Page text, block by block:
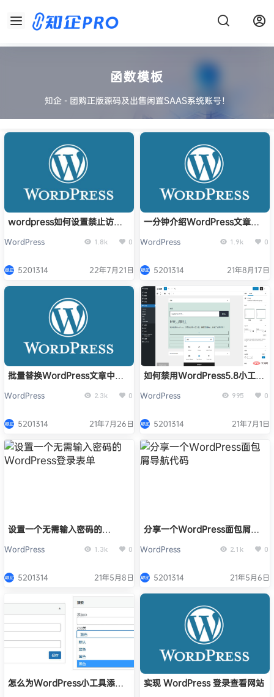
函数模板
知企 - 团购正版源码及出售闲置SAAS系统账号！
wordpress如何设置禁止访问
WordPress 1.8k 0
5201314 22年7月21日
一分钟介绍WordPress文章怎
WordPress 1.9k 0
5201314 21年8月17日
批量替换WordPress文章中的
WordPress 2.3k 0
5201314 21年7月26日
如何禁用WordPress5.8小工具
WordPress 995 0
5201314 21年7月1日
设置一个无需输入密码的
WordPress 1.3k 0
5201314 21年5月8日
分享一个WordPress面包屑导
WordPress 2.1k 0
5201314 21年5月6日
怎么为WordPress小工具添加
实现 WordPress 登录查看网站